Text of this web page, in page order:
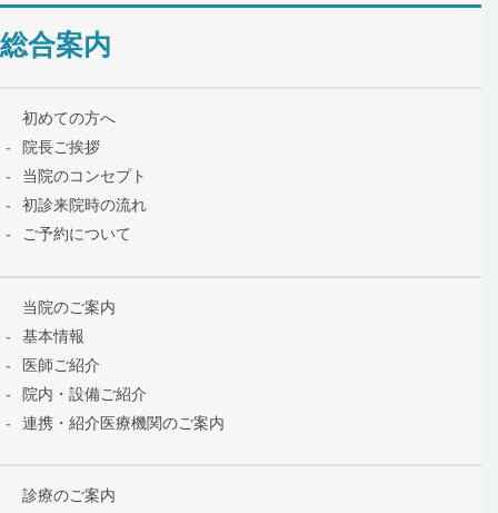
総合案内
初めての方へ
院長ご挨拶
当院のコンセプト
初診来院時の流れ
ご予約について
当院のご案内
基本情報
医師ご紹介
院内・設備ご紹介
連携・紹介医療機関のご案内
診療のご案内